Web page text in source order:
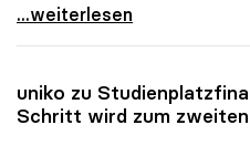
Vitouch: „Bilder malen,
...weiterlesen
uniko zu
Schritt wird zum